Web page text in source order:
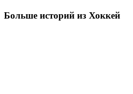
Больше историй из Хоккей